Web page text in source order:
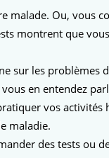
malade. Ou,
montrent que
sur les problèmes
en entendez
vos activités
maladie.
des tests ou